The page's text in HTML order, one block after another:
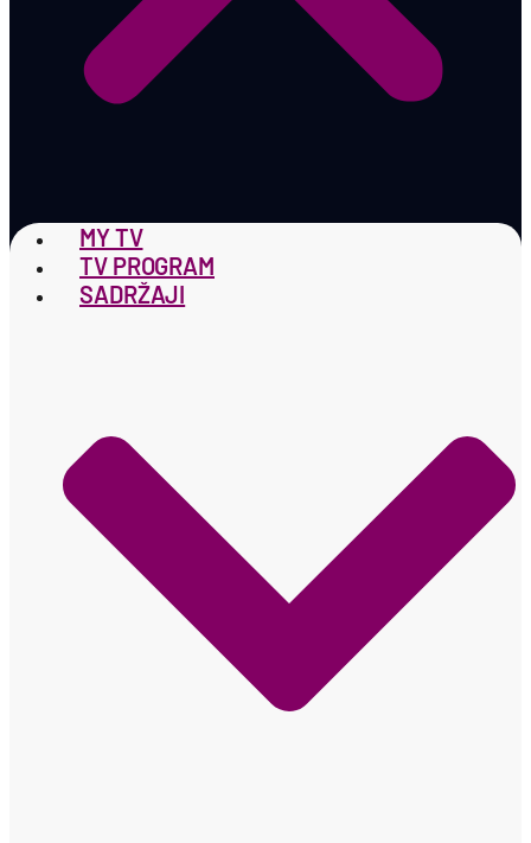
MY TV
TV PROGRAM
SADRŽAJI